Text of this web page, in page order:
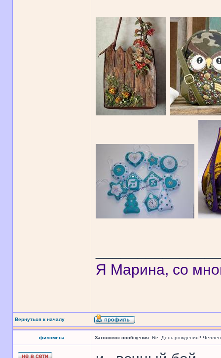
Я Марина, со
Вернуться к началу
филомена Заголовок сообщения: Re: День рождения!!